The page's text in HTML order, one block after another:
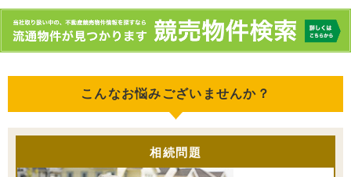
こんなお悩みございませんか？
相続問題